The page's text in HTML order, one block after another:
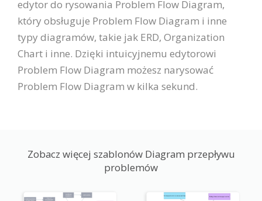
edytor do rysowania Problem Flow Diagram,
który obsługuje Problem Flow Diagram i inne
typy diagramów, takie jak ERD, Organization
Chart i inne. Dzięki intuicyjnemu edytorowi
Problem Flow Diagram możesz narysować
Problem Flow Diagram w kilka sekund.
Zobacz więcej szablonów Diagram przepływu
problemów